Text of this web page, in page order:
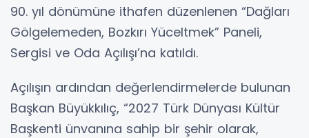
90. yıl dönümüne ithafen düzenlenen “Dağları
Gölgelemeden, Bozkırı Yüceltmek” Paneli,
Sergisi ve Oda Açılışı’na katıldı.
Açılışın ardından değerlendirmelerde bulunan
Başkan Büyükkılıç, “2027 Türk Dünyası Kültür
Başkenti ünvanına sahip bir şehir olarak,